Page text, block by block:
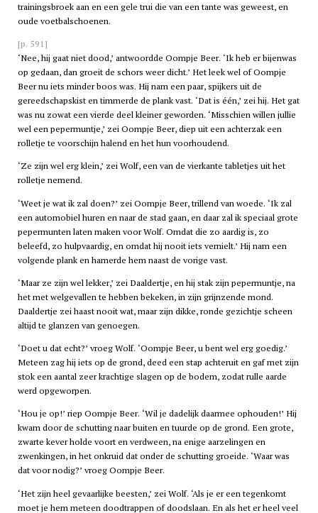
trainingsbroek aan en een gele trui die van een tante was geweest, en
oude voetbalschoenen.
[p. 591]
‘Nee, hij gaat niet dood,’ antwoordde Oompje Beer. ‘Ik heb er bijenwas
op gedaan, dan groeit de schors weer dicht.’ Het leek wel of Oompje
Beer nu iets minder boos was. Hij nam een paar, spijkers uit de
gereedschapskist en timmerde de plank vast. ‘Dat is één,’ zei hij. Het gat
was nu zowat een vierde deel kleiner geworden. ‘Misschien willen jullie
wel een pepermuntje,’ zei Oompje Beer, diep uit een achterzak een
rolletje te voorschijn halend en het hun voorhoudend.
‘Ze zijn wel erg klein,’ zei Wolf, een van de vierkante tabletjes uit het
rolletje nemend.
‘Weet je wat ik zal doen?’ zei Oompje Beer, trillend van woede. ‘Ik zal
een automobiel huren en naar de stad gaan, en daar zal ik speciaal grote
pepermunten laten maken voor Wolf. Omdat die zo aardig is, zo
beleefd, zo hulpvaardig, en omdat hij nooit iets vernielt.’ Hij nam een
volgende plank en hamerde hem naast de vorige vast.
‘Maar ze zijn wel lekker,’ zei Daaldertje, en hij stak zijn pepermuntje, na
het met welgevallen te hebben bekeken, in zijn grijnzende mond.
Daaldertje zei haast nooit wat, maar zijn dikke, ronde gezichtje scheen
altijd te glanzen van genoegen.
‘Doet u dat echt?’ vroeg Wolf. ‘Oompje Beer, u bent wel erg goedig.’
Meteen zag hij iets op de grond, deed een stap achteruit en gaf met zijn
stok een aantal zeer krachtige slagen op de bodem, zodat rulle aarde
werd opgeworpen.
‘Hou je op!’ riep Oompje Beer. ‘Wil je dadelijk daarmee ophouden!’ Hij
kwam door de schutting naar buiten en tuurde op de grond. Een grote,
zwarte kever holde voort en verdween, na enige aarzelingen en
zwenkingen, in het onkruid dat onder de schutting groeide. ‘Waar was
dat voor nodig?’ vroeg Oompje Beer.
‘Het zijn heel gevaarlijke beesten,’ zei Wolf. ‘Als je er een tegenkomt
moet je hem meteen doodtrappen of doodslaan. En als het er heel veel